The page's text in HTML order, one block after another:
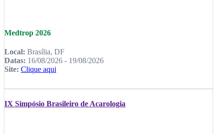
Medtrop 2026
Local: Brasília, DF
Datas: 16/08/2026 - 19/08/2026
Site: Clique aqui
IX Simpósio Brasileiro de Acarologia